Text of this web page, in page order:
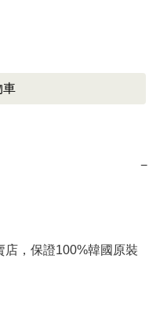
車
−
，保證100%韓國原裝